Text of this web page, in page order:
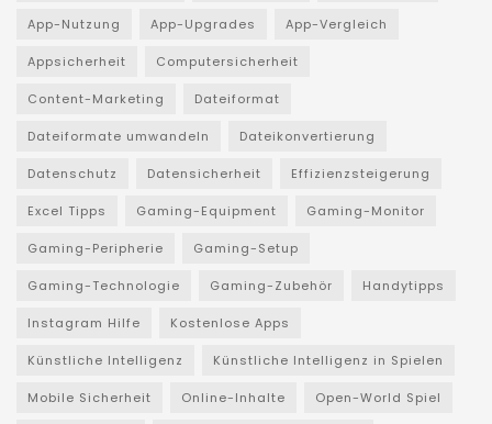
App-Nutzung App-Upgrades App-Vergleich
Appsicherheit Computersicherheit
Content-Marketing Dateiformat
Dateiformate umwandeln Dateikonvertierung
Datenschutz Datensicherheit Effizienzsteigerung
Excel Tipps Gaming-Equipment Gaming-Monitor
Gaming-Peripherie Gaming-Setup
Gaming-Technologie Gaming-Zubehör Handytipps
Instagram Hilfe Kostenlose Apps
Künstliche Intelligenz Künstliche Intelligenz in Spielen
Mobile Sicherheit Online-Inhalte Open-World Spiel